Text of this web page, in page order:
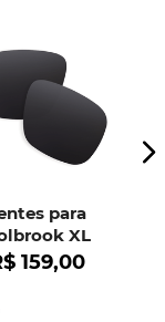
para
XL
159,00